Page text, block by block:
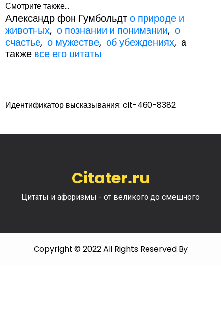
Смотрите также...
Александр фон Гумбольдто природе и
животных,о познании и понимании,о
счастье,о мужестве,об убеждениях, а
также все его цитаты
Идентификатор высказывания: cit-460-8382
Citater.ru
Цитаты и афоризмы - от великого до смешного
Copyright © 2022 All Rights Reserved By